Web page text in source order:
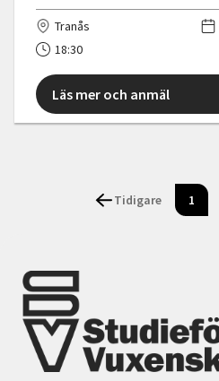
Tranås
18:30
Läs mer och anmäl
Tidigare 1